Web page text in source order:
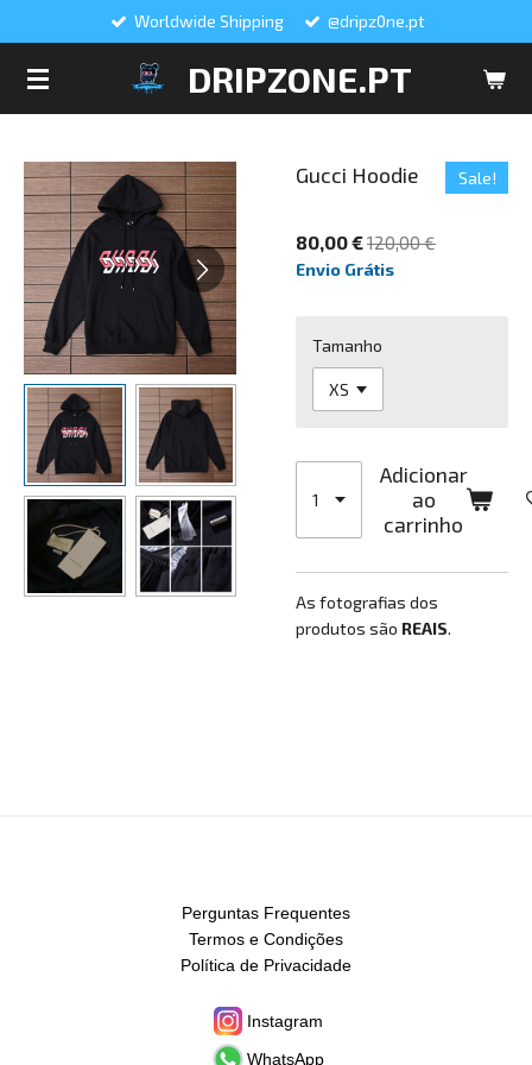
DRIPZONE.PT
Worldwide Shipping @dripz0ne.pt
Gucci Hoodie Sale!
80,00 €120,00 €
Envio Grátis
Tamanho
Adicionar
ao
carrinho
As fotografias dos
produtos são REAIS.
Perguntas Frequentes
Termos e Condições
Política de Privacidade
Instagram
WhatsApp